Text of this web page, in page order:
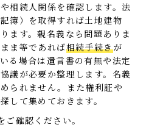
相続人関係を確認します。法
簿）を取得すれば土地建物
ます。親名義なら問題ありま
ま等であれば相続手続きが
る場合は遺言書の有無や法定
議が必要か整理します。名義
られません。また権利証や
して集めておきます。
確認ください。